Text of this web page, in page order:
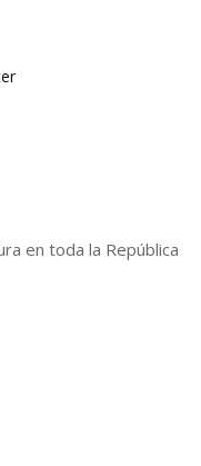
en toda la República